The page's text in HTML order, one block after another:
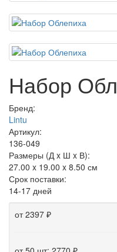
Набор
Бренд:
Lintu
Артикул:
136-049
Размеры (Д x Ш x В):
27.00 x 19.00 x 8.50 см
Срок поставки:
14-17 дней
от 2397 ₽